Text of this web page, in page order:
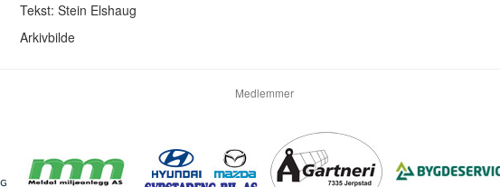
Tekst: Stein Elshaug
Arkivbilde
Medlemmer